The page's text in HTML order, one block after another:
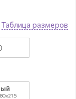
Таблица размеров